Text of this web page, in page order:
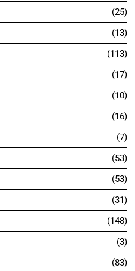
25
13
113
17
10
16
7
53
53
31
148
3
83